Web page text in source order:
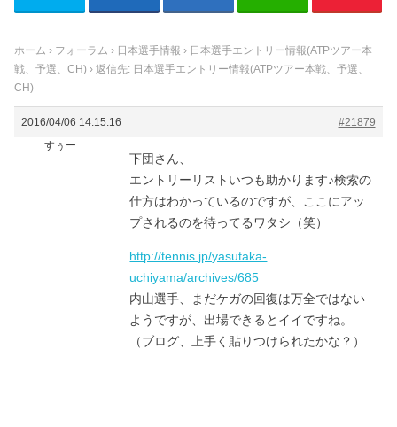
ホーム › フォーラム › 日本選手情報 › 日本選手エントリー情報(ATPツアー本
戦、予選、CH) › 返信先: 日本選手エントリー情報(ATPツアー本戦、予選、
CH)
2016/04/06 14:15:16
#21879
すぅー
下団さん、
エントリーリストいつも助かります♪検索の
仕方はわかっているのですが、ここにアッ
プされるのを待ってるワタシ（笑）
http://tennis.jp/yasutaka-
uchiyama/archives/685
内山選手、まだケガの回復は万全ではない
ようですが、出場できるとイイですね。
（ブログ、上手く貼りつけられたかな？）